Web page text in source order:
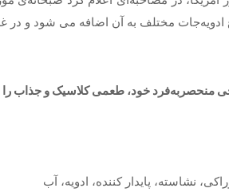
ادویه‌جات مختلف به آن اضافه می شود و
نشاسته، پایدار کننده، ادویه، آب